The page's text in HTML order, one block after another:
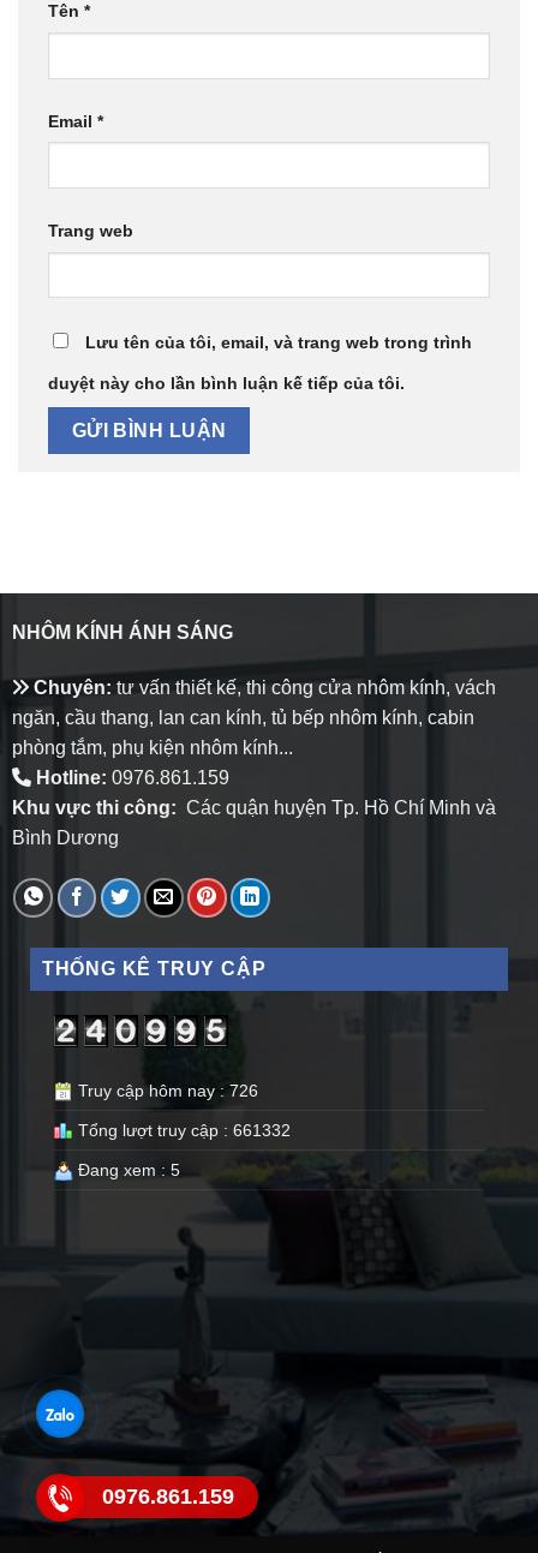
Tên *
Email *
Trang web
Lưu tên của tôi, email, và trang web trong trình
duyệt này cho lần bình luận kế tiếp của tôi.
NHÔM KÍNH ÁNH SÁNG
Chuyên: tư vấn thiết kế, thi công cửa nhôm kính, vách
ngăn, cầu thang, lan can kính, tủ bếp nhôm kính, cabin
phòng tắm, phụ kiện nhôm kính...
Hotline: 0976.861.159
Khu vực thi công: Các quận huyện Tp. Hồ Chí Minh và
Bình Dương
THỐNG KÊ TRUY CẬP
Truy cập hôm nay : 726
Tổng lượt truy cập : 661332
Đang xem : 5
0976.861.159